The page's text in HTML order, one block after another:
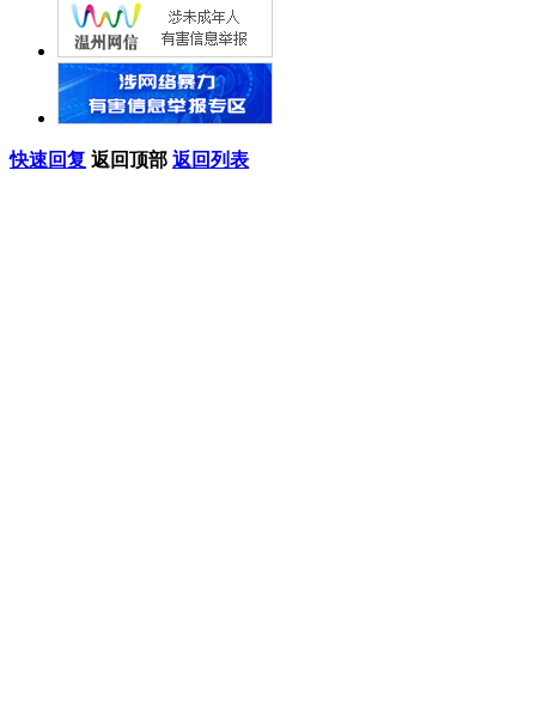
快速回复 返回顶部 返回列表